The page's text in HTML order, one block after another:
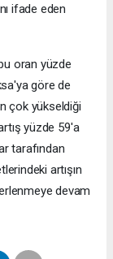
ifade eden
oran yüzde
göre de
çok yükseldiği
yüzde 59'a
tarafından
artışın
devam